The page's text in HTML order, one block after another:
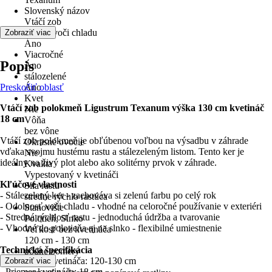
Slovenský názov
Vtáčí zob
odolné voči chladu
Áno
Viacročné
Áno
stálozelené
Áno
Kvet
Nie
Vôňa
bez vône
Okrasné ovocie
Nie
Kvalita
Vypestovaný v kvetináči
Sila rastu
stredne rýchlo rastúca
Stanovište
Polotieň, Slnko
Veľkosť bez kvetináča
120 cm - 130 cm
pôdne pomery
Voda
Zobraziť viac
Popis
Preskočiť oblasť
Vtáčí zob polokmeň Ligustrum Texanum výška 130 cm kvetináč
18 cm
Vtáčí zob polokmeň je obľúbenou voľbou na výsadbu v záhrade
vďaka svojmu hustému rastu a stálezeleným listom. Tento ker je
ideálny na živý plot alebo ako solitérny prvok v záhrade.
Kľúčové vlastnosti
- Stálezelený ker - zachováva si zelenú farbu po celý rok
- Odolnosť voči chladu - vhodné na celoročné používanie v exteriéri
- Stredná rýchlosť rastu - jednoduchá údržba a tvarovanie
- Vhodné do polotieňa aj na slnko - flexibilné umiestnenie
Technická špecifikácia
- Výška bez kvetináča: 120-130 cm
Zobraziť viac